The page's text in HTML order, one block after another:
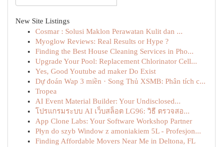
New Site Listings
Cosmar : Solusi Maklon Perawatan Kulit dan ...
Myoglow Reviews: Real Results or Hype ?
Finding the Best House Cleaning Services in Pho...
Upgrade Your Pool: Replacement Chlorinator Cell...
Yes, Good Youtube ad maker Do Exist
Dự đoán Wap 3 miền · Song Thủ XSMB: Phân tích c...
Tropea
AI Event Material Builder: Your Undisclosed...
โปรแกรมระบบ AI เว็บสล็อต LG96: วิธี ตรวจสอ...
App Clone Labs: Your Software Workshop Partner
Płyn do szyb Window z amoniakiem 5L - Profesjon...
Finding Affordable Movers Near Me in Deltona, FL